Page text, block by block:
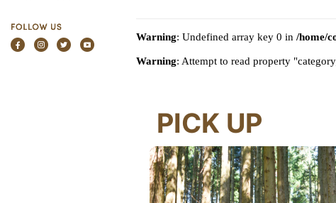
Warning: Undefined array key 0 in /home/
Warning: Attempt to read property
PICK UP